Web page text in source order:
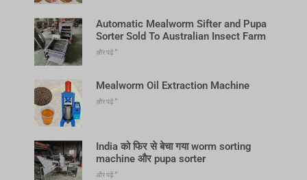
Automatic Mealworm Sifter and Pupa
Sorter Sold To Australian Insect Farm
और पढ़ें "
Mealworm Oil Extraction Machine
और पढ़ें "
India को फिर से बेचा गया worm sorting
machine और pupa sorter
और पढ़ें "